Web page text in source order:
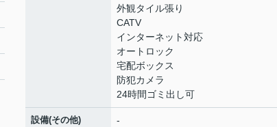
外観タイル張り
CATV
インターネット対応
オートロック
宅配ボックス
防犯カメラ
24時間ゴミ出し可
設備(その他) -